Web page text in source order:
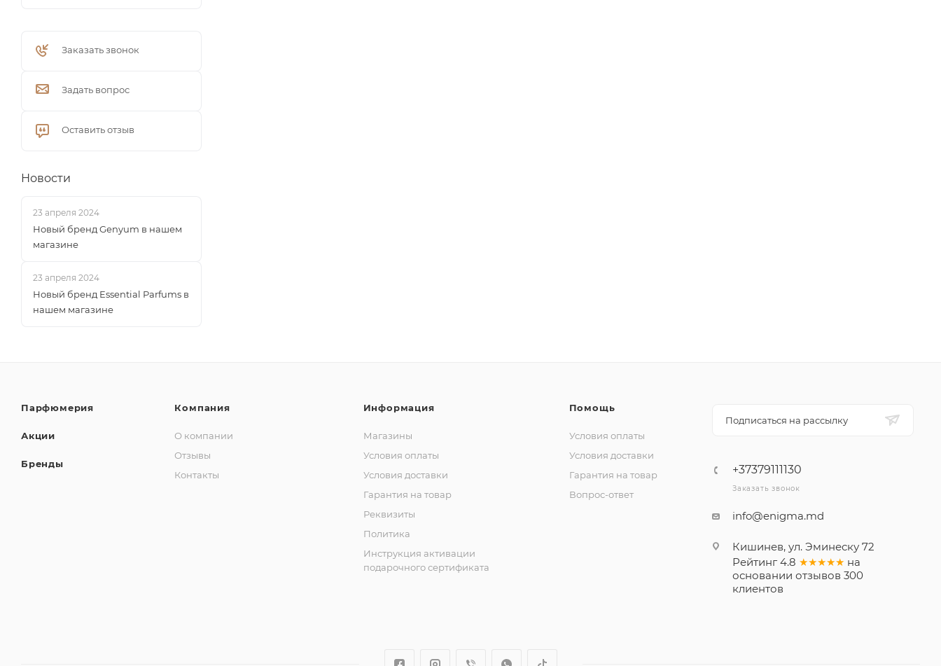
Заказать звонок
Задать вопрос
Оставить отзыв
Новости
23 апреля 2024
Новый бренд Genyum в нашем
магазине
23 апреля 2024
Новый бренд Essential Parfums в
нашем магазине
Парфюмерия
Акции
Бренды
Компания
О компании
Отзывы
Контакты
Информация
Магазины
Условия оплаты
Условия доставки
Гарантия на товар
Реквизиты
Политика
Инструкция активации
подарочного сертификата
Помощь
Условия оплаты
Условия доставки
Гарантия на товар
Вопрос-ответ
Подписаться на рассылку
+37379111130
Заказать звонок
info@enigma.md
Кишинев, ул. Эминеску 72
Рейтинг 4.8 ★★★★★ на
основании отзывов 300
клиентов